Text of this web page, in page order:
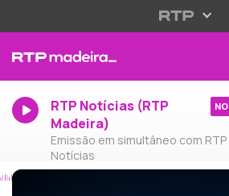
RTP Notícias (RTP
Madeira)
Emissão em simultâneo com RTP
Notícias